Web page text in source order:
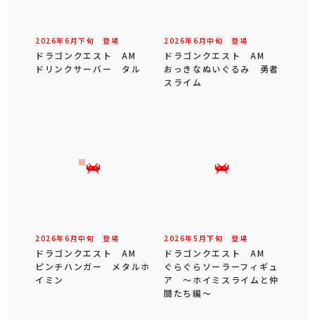
2026年6 月下旬 登場
ドラゴンクエスト AM
ドリンクサーバー タル
2026年6 月中旬 登場
ドラゴンクエスト AM
おっきなぬいぐるみ 勇者
スライム
2026年6 月中旬 登場
ドラゴンクエスト AM
ピンチハンガー メタルホ
イミン
2026年5 月下旬 登場
ドラゴンクエスト AM
ぐらぐらソーラーフィギュ
ア ～ホイミスライムと仲
間たち編～